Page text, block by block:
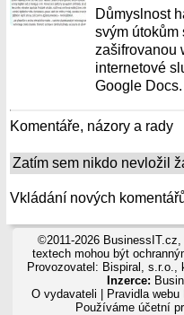
Důmyslnost
svým
zašifrovanou
internetové
Google
Komentáře, názory a rady
Zatím sem nikdo nevložil
Vkládání nových
©2011-2026
textech mohou být
Provozovatel: Bispiral, s.r.o.,
Inzerce:
O vydavateli
Pravidla
Používáme účetní